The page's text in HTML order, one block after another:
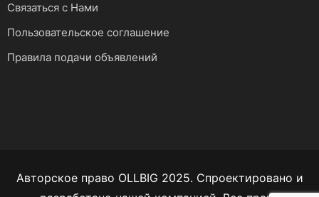
Связаться с Нами
Пользовательское соглашение
Правила подачи объявлений
Авторское право OLLBIG 2025. Спроектировано и